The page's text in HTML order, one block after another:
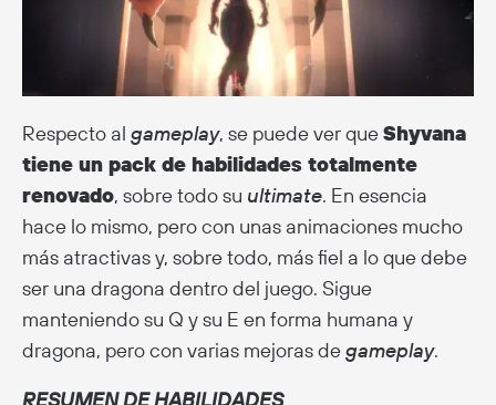
Respecto al gameplay, se puede ver queShyvana
tiene un pack de habilidades totalmente
renovado, sobre todo su ultimate. En esencia
hace lo mismo, pero con unas animaciones mucho
más atractivas y, sobre todo, más fiel a lo que debe
ser una dragona dentro del juego. Sigue
manteniendo su Q y su E en forma humana y
dragona, pero con varias mejoras degameplay.
RESUMEN DE HABILIDADES